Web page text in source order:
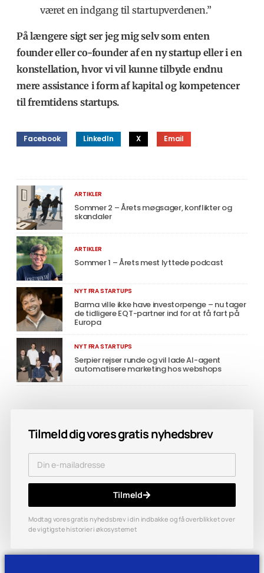
været en indgang til startupverdenen.”
På længere sigt ser jeg mig selv som enten
founder eller co-founder af en ny startup eller i en
konstellation, hvor vi vil kunne tilbyde endnu
mere assistance i form af kapital og kompetencer
til fremtidens startups.
Facebook LinkedIn X Email
ARTIKLER
Sommer 2 – Årets møgsager, konflikter og
skandaler
ARTIKLER
Sommer 1 – Årets mest lyttede podcast
NYT FRA STARTUPS
Barma ville ikke have investorpenge – nu tager
de tidligere EQT-partner ind for at få fart på
Europa
NYT FRA STARTUPS
Serpier rejser runde og vil lade AI-agent
automatisere marketing hos webshops
Tilmeld dig vores gratis nyhedsbrev
Tilmeld
Modtag vores gratis nyhedsbrev i din indbakke og få overblikket over
de vigtigste historier i økosystemet